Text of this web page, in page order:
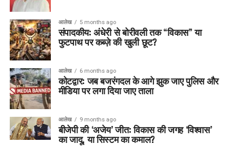
आलेख 5 months ago
संपादकीय: अंधेरी से बोरीवली तक “विकास” या
फुटपाथ पर कब्ज़े की खुली छूट?
आलेख 6 months ago
कोटद्वार: जब बजरंगदल के आगे झुक जाए पुलिस और
मीडिया पर लगा दिया जाए ताला
आलेख 9 months ago
बीजेपी की ‘अजेय’ जीत: विकास की जगह ‘विश्वास’
का जादू, या सिस्टम का कमाल?